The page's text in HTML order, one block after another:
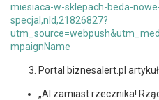
miesiaca-w-sklepach-beda-
specjal,nId,21826827?
mpaignName
Portal biznesalert.pl
„AI zamiast rzecznika!